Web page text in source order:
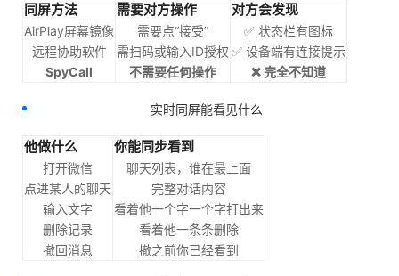
同屏方法 需要对方操作 对方会发现
AirPlay屏幕镜像 需要点“接受”
✅ 状态栏有图标
远程协助软件
需扫码或输入ID授权 ✅ 设备端有连接提示
SpyCall
不需要任何操作 ❌ 完全不知道
实时同屏能看见什么
他做什么 你能同步看到
打开微信
聊天列表，谁在最上面
点进某人的聊天
完整对话内容
输入文字
看着他一个字一个字打出来
删除记录
看着他一条条删除
撤回消息
撤之前你已经看到